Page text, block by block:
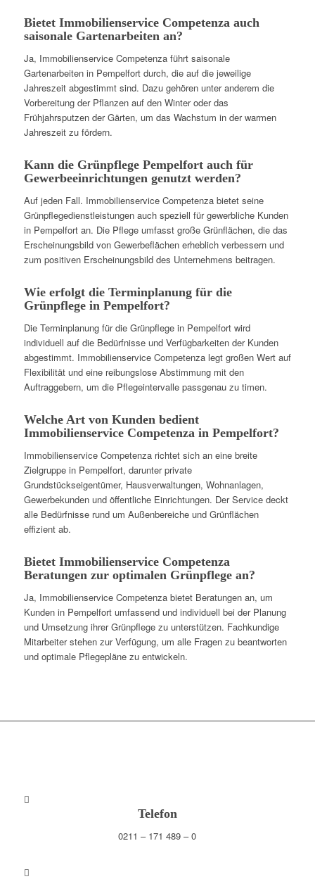
Bietet Immobilienservice Competenza auch
saisonale Gartenarbeiten an?
Ja, Immobilienservice Competenza führt saisonale
Gartenarbeiten in Pempelfort durch, die auf die jeweilige
Jahreszeit abgestimmt sind. Dazu gehören unter anderem die
Vorbereitung der Pflanzen auf den Winter oder das
Frühjahrsputzen der Gärten, um das Wachstum in der warmen
Jahreszeit zu fördern.
Kann die Grünpflege Pempelfort auch für
Gewerbeeinrichtungen genutzt werden?
Auf jeden Fall. Immobilienservice Competenza bietet seine
Grünpflegedienstleistungen auch speziell für gewerbliche Kunden
in Pempelfort an. Die Pflege umfasst große Grünflächen, die das
Erscheinungsbild von Gewerbeflächen erheblich verbessern und
zum positiven Erscheinungsbild des Unternehmens beitragen.
Wie erfolgt die Terminplanung für die
Grünpflege in Pempelfort?
Die Terminplanung für die Grünpflege in Pempelfort wird
individuell auf die Bedürfnisse und Verfügbarkeiten der Kunden
abgestimmt. Immobilienservice Competenza legt großen Wert auf
Flexibilität und eine reibungslose Abstimmung mit den
Auftraggebern, um die Pflegeintervalle passgenau zu timen.
Welche Art von Kunden bedient
Immobilienservice Competenza in Pempelfort?
Immobilienservice Competenza richtet sich an eine breite
Zielgruppe in Pempelfort, darunter private
Grundstückseigentümer, Hausverwaltungen, Wohnanlagen,
Gewerbekunden und öffentliche Einrichtungen. Der Service deckt
alle Bedürfnisse rund um Außenbereiche und Grünflächen
effizient ab.
Bietet Immobilienservice Competenza
Beratungen zur optimalen Grünpflege an?
Ja, Immobilienservice Competenza bietet Beratungen an, um
Kunden in Pempelfort umfassend und individuell bei der Planung
und Umsetzung ihrer Grünpflege zu unterstützen. Fachkundige
Mitarbeiter stehen zur Verfügung, um alle Fragen zu beantworten
und optimale Pflegepläne zu entwickeln.
Telefon
0211 – 171 489 – 0